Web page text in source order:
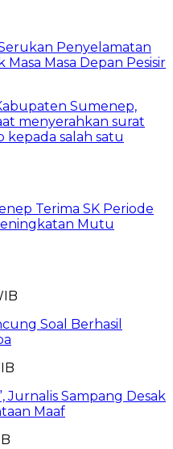
Penyelamatan
Masa Depan Pesisir
Terima SK Periode
Mutu
Soal Berhasil
Jurnalis Sampang Desak
Maaf